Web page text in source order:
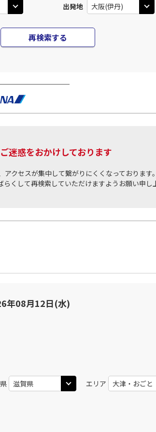
出発地
再検索する
ご迷惑をおかけしております
アクセスが集中して繋がりにくくなっております
らくして再検索していただけますようお願い申し
年08月12日(水)
エリア